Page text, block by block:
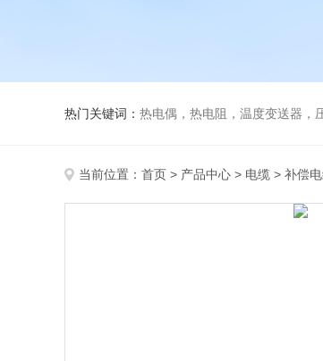
热门关键词： 热电偶，热电阻，温度变送器，压
当前位置： 首页 > 产品中心 > 电缆 > 补偿